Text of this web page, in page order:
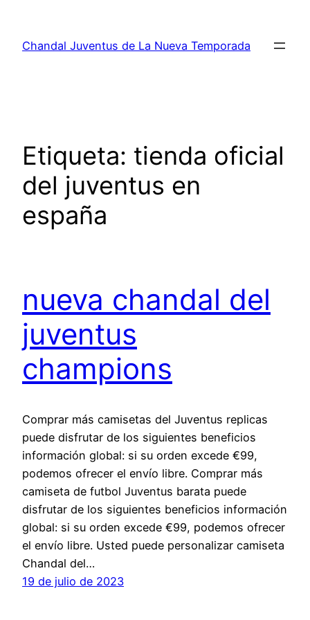
contenido
Chandal Juventus de La Nueva Temporada
Etiqueta: tienda oficial
del juventus en
españa
nueva chandal del
juventus
champions
Comprar más camisetas del Juventus replicas
puede disfrutar de los siguientes beneficios
información global: si su orden excede €99,
podemos ofrecer el envío libre. Comprar más
camiseta de futbol Juventus barata puede
disfrutar de los siguientes beneficios información
global: si su orden excede €99, podemos ofrecer
el envío libre. Usted puede personalizar camiseta
Chandal del…
19 de julio de 2023